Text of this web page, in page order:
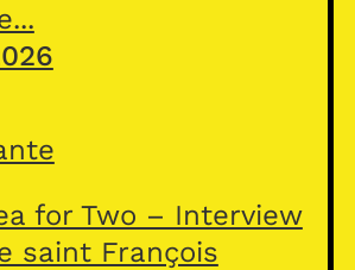
for Two – Interview
saint François